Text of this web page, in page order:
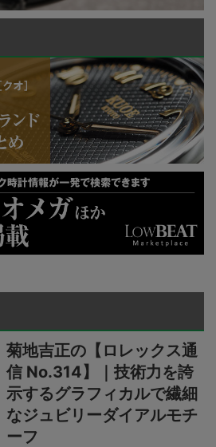
菊地吉正の【ロレックス通
信 No.314】｜技術力を誇
示するグラフィカルで繊細
なジュビリーダイアルモチ
ーフ